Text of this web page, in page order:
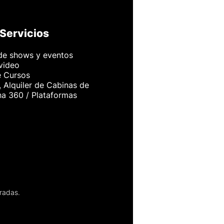
shows y eventos
Cursos
Alquiler de Cabinas de
360 / Plataformas